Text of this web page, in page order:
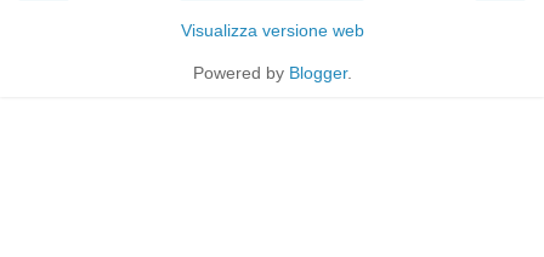
Visualizza versione web
Powered by Blogger.